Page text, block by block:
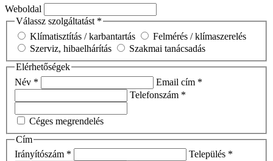
Weboldal
Válassz szolgáltatást *
Klímatisztítás / karbantartás
Felmérés / klímaszerelés
Szerviz, hibaelhárítás
Szakmai tanácsadás
Elérhetőségek
Név *
Email cím *
Telefonszám *
Céges megrendelés
Cím
Irányítószám *
Település *